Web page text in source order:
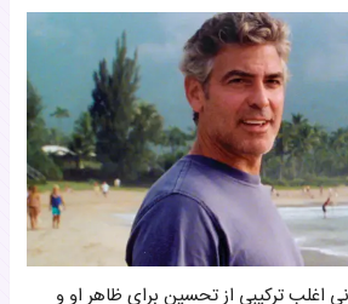
اغلب ترکیبی از تحسین برای ظاهر او و